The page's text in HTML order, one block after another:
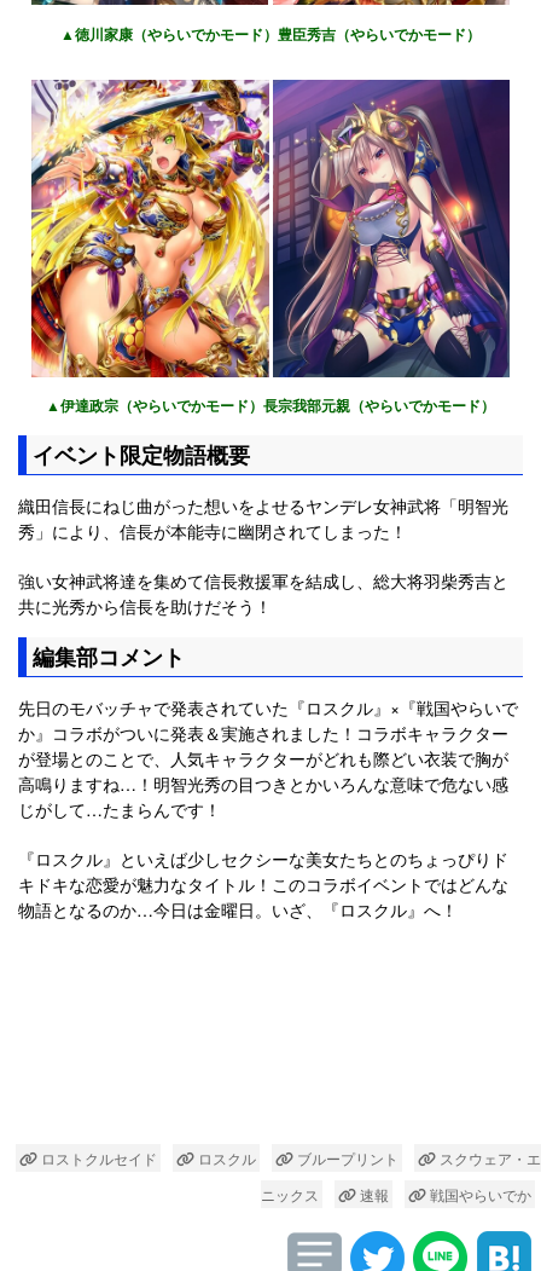
▲徳川家康（やらいでかモード）豊臣秀吉（やらいでかモード）
▲伊達政宗（やらいでかモード）長宗我部元親（やらいでかモード）
イベント限定物語概要
織田信長にねじ曲がった想いをよせるヤンデレ女神武将「明智光
秀」により、信長が本能寺に幽閉されてしまった！
強い女神武将達を集めて信長救援軍を結成し、総大将羽柴秀吉と
共に光秀から信長を助けだそう！
編集部コメント
先日のモバッチャで発表されていた『ロスクル』×『戦国やらいで
か』コラボがついに発表＆実施されました！コラボキャラクター
が登場とのことで、人気キャラクターがどれも際どい衣装で胸が
高鳴りますね…！明智光秀の目つきとかいろんな意味で危ない感
じがして…たまらんです！
『ロスクル』といえば少しセクシーな美女たちとのちょっぴりド
キドキな恋愛が魅力なタイトル！このコラボイベントではどんな
物語となるのか…今日は金曜日。いざ、『ロスクル』へ！
ロストクルセイド ロスクル ブループリント
スクウェア・エ
ニックス
速報 戦国やらいでか